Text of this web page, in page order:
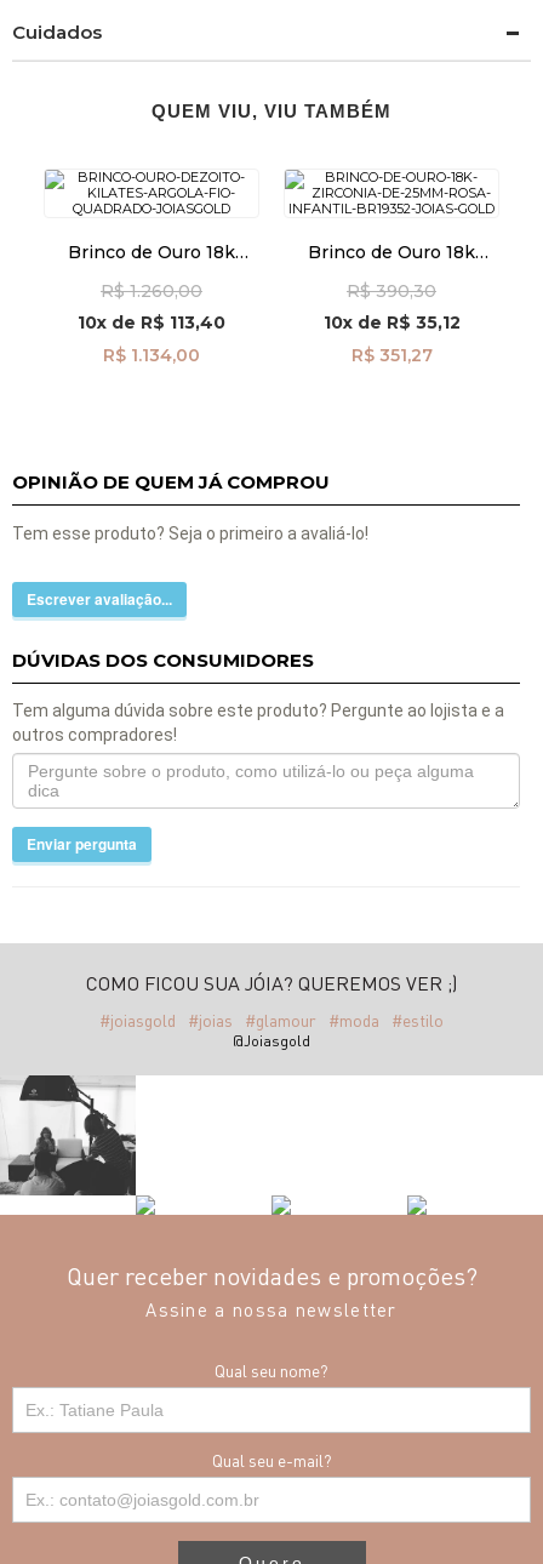
Cuidados
QUEM VIU, VIU TAMBÉM
Brinco de Ouro 18k
br29491
R$ 1.260,00
10x de R$ 113,40
R$ 1.134,00
Brinco de Ouro 18k
Infantil br19352
R$ 390,30
10xde R$ 35,12
R$ 351,27
OPINIÃO DE QUEM JÁ COMPROU
Tem esse produto? Seja o primeiro a avaliá-lo!
Escrever avaliação...
DÚVIDAS DOS CONSUMIDORES
Tem alguma dúvida sobre este produto? Pergunte ao lojista e a
outros compradores!
Enviar pergunta
COMO FICOU SUA JÓIA? QUEREMOS VER ;)
#joiasgold #joias #glamour #moda #estilo
@Joiasgold
Quer receber novidades e promoções?
Assine a nossa newsletter
Qual seu nome?
Qual seu e-mail?